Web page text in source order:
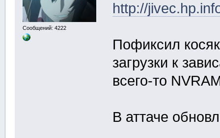
Сообщений: 4222
http://
Пофиксил
загрузки к
всего-то
В аттаче